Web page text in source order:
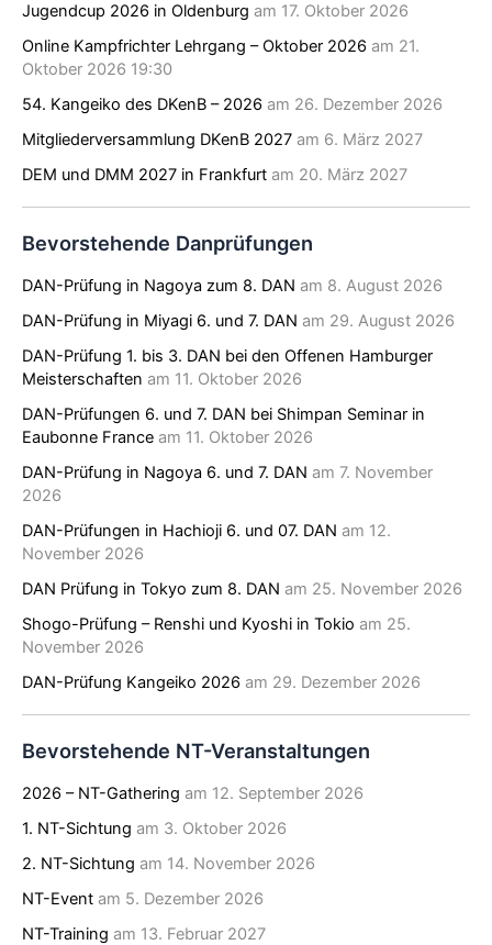
Jugendcup 2026 in Oldenburg am 17. Oktober 2026
Online Kampfrichter Lehrgang – Oktober 2026 am 21.
Oktober 2026 19:30
54. Kangeiko des DKenB – 2026 am 26. Dezember 2026
Mitgliederversammlung DKenB 2027 am 6. März 2027
DEM und DMM 2027 in Frankfurt am 20. März 2027
Bevorstehende Danprüfungen
DAN-Prüfung in Nagoya zum 8. DAN am 8. August 2026
DAN-Prüfung in Miyagi 6. und 7. DAN am 29. August 2026
DAN-Prüfung 1. bis 3. DAN bei den Offenen Hamburger
Meisterschaften am 11. Oktober 2026
DAN-Prüfungen 6. und 7. DAN bei Shimpan Seminar in
Eaubonne France am 11. Oktober 2026
DAN-Prüfung in Nagoya 6. und 7. DAN am 7. November
2026
DAN-Prüfungen in Hachioji 6. und 07. DAN am 12.
November 2026
DAN Prüfung in Tokyo zum 8. DAN am 25. November 2026
Shogo-Prüfung – Renshi und Kyoshi in Tokio am 25.
November 2026
DAN-Prüfung Kangeiko 2026 am 29. Dezember 2026
Bevorstehende NT-Veranstaltungen
2026 – NT-Gathering am 12. September 2026
1. NT-Sichtung am 3. Oktober 2026
2. NT-Sichtung am 14. November 2026
NT-Event am 5. Dezember 2026
NT-Training am 13. Februar 2027